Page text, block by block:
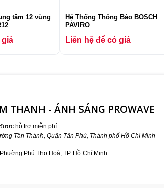
tâm 12 vùng
giá
Hệ Thống Thông Báo BOSCH
PAVIRO
Liên hệ để có giá
THANH - ÁNH SÁNG PROWAVE
hỗ trợ miễn phí:
Tân Thành, Quận Tân Phú, Thành phố Hồ Chí Minh
Phú Thọ Hoà, TP. Hồ Chí Minh